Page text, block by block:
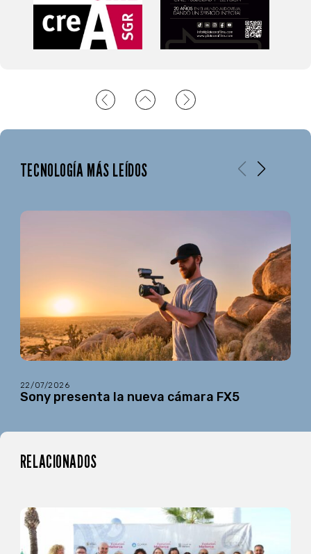
TECNOLOGÍA MÁS LEÍDOS
22/07/2026
Sony presenta la nueva cámara FX5
RELACIONADOS